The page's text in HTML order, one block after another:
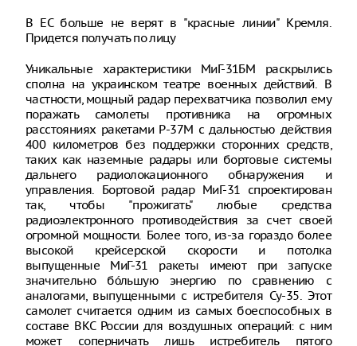
В ЕС больше не верят в "красные линии" Кремля.
Придется получать по лицу
Уникальные характеристики МиГ-31БМ раскрылись
сполна на украинском театре военных действий. В
частности, мощный радар перехватчика позволил ему
поражать самолеты противника на огромных
расстояниях ракетами Р-37М с дальностью действия
400 километров без поддержки сторонних средств,
таких как наземные радары или бортовые системы
дальнего радиолокационного обнаружения и
управления. Бортовой радар МиГ-31 спроектирован
так, чтобы "прожигать" любые средства
радиоэлектронного противодействия за счет своей
огромной мощности. Более того, из-за гораздо более
высокой крейсерской скорости и потолка
выпущенные МиГ-31 ракеты имеют при запуске
значительно бóльшую энергию по сравнению с
аналогами, выпущенными с истребителя Су-35. Этот
самолет считается одним из самых боеспособных в
составе ВКС России для воздушных операций: с ним
может соперничать лишь истребитель пятого